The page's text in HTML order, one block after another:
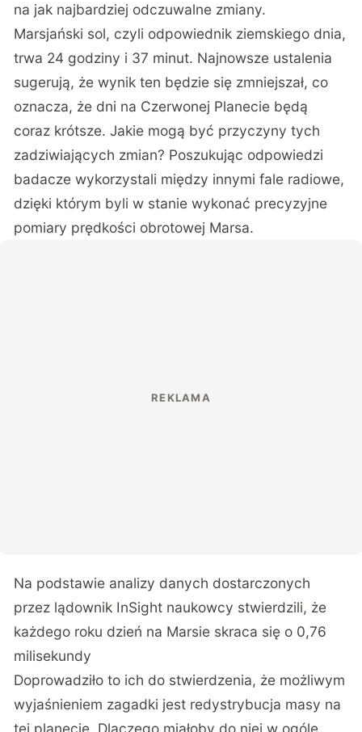
na jak najbardziej odczuwalne zmiany.
Marsjański sol, czyli odpowiednik ziemskiego dnia,
trwa 24 godziny i 37 minut. Najnowsze ustalenia
sugerują, że wynik ten będzie się zmniejszał, co
oznacza, że dni na Czerwonej Planecie będą
coraz krótsze. Jakie mogą być przyczyny tych
zadziwiających zmian? Poszukując odpowiedzi
badacze wykorzystali między innymi fale radiowe,
dzięki którym byli w stanie wykonać precyzyjne
pomiary prędkości obrotowej Marsa.
Na podstawie analizy danych dostarczonych
przez lądownik InSight naukowcy stwierdzili, że
każdego roku dzień na Marsie skraca się o 0,76
milisekundy
Doprowadziło to ich do stwierdzenia, że możliwym
wyjaśnieniem zagadki jest redystrybucja masy na
tej planecie. Dlaczego miałoby do niej w ogóle